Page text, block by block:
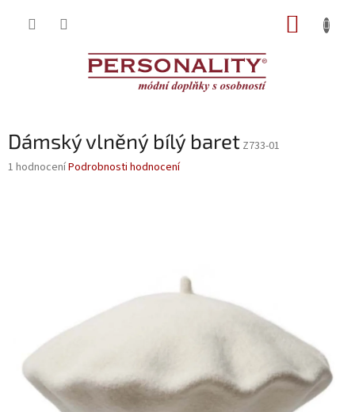
Dámský vlněný bílý baret Z733-01
Průměrné
1 hodnoceníPodrobnosti hodnocení